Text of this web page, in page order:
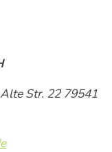
Str. 22 79541